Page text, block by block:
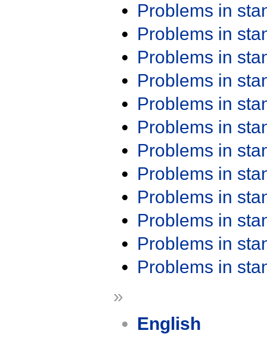
Problems in
Problems in
Problems in
Problems in
Problems in
Problems in
Problems in
Problems in
Problems in
Problems in
Problems in
Problems in
»
English